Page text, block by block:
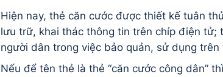
Hiện nay, thẻ căn cước được thiết kế tuân
lưu trữ, khai thác thông tin trên chíp điện
người dân trong việc bảo quản, sử dụng
Nếu để tên thẻ là thẻ “căn cước công dân”